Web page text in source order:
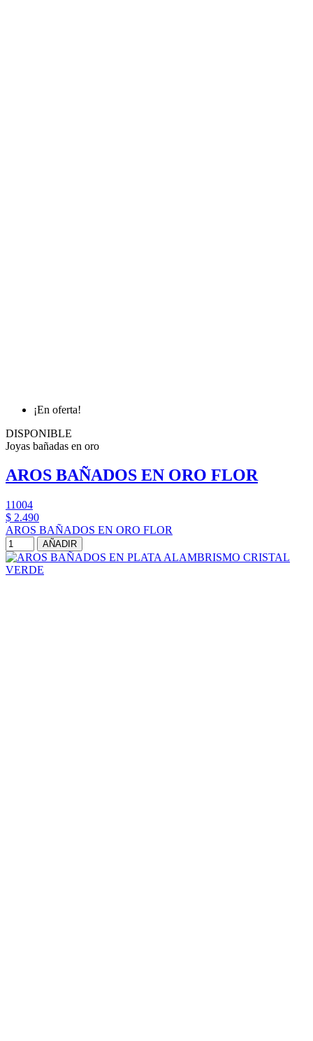
¡En oferta!
DISPONIBLE
Joyas bañadas en oro
AROS BAÑADOS EN ORO FLOR
11004
$ 2.490
AROS BAÑADOS EN ORO FLOR
AÑADIR